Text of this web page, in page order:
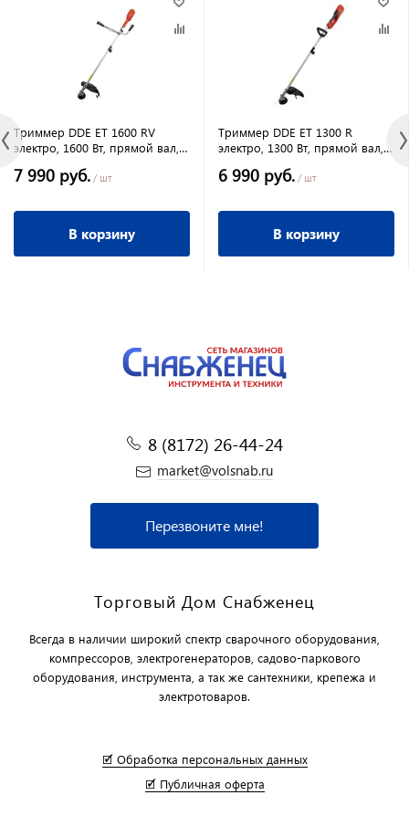
Триммер DDE ET 1600 RV
электро, 1600 Вт, прямой вал,
штанга+диск,велоруль
7 990 руб. / шт
В корзину
Триммер DDE ET 1300 R
электро, 1300 Вт, прямой вал,
6 990 руб. / шт
В корзину
8 (8172) 26-44-24
market@volsnab.ru
Перезвоните мне!
Торговый Дом Снабженец
Всегда в наличии широкий спектр сварочного оборудования,
компрессоров, электрогенераторов, садово-паркового
оборудования, инструмента, а так же сантехники, крепежа и
электротоваров.
🗹 Обработка персональных данных
🗹 Публичная оферта